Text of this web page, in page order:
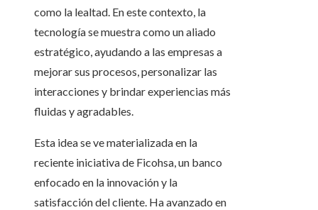
como la lealtad. En este contexto, la
tecnología se muestra como un aliado
estratégico, ayudando a las empresas a
mejorar sus procesos, personalizar las
interacciones y brindar experiencias más
fluidas y agradables.
Esta idea se ve materializada en la
reciente iniciativa de Ficohsa, un banco
enfocado en la innovación y la
satisfacción del cliente. Ha avanzado en